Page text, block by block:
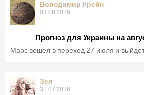
Володимир Крейн
03.08.2026
Прогноз для Украины на
Марс вошел в переход 27 июля и выйдет
Зея
31.07.2026